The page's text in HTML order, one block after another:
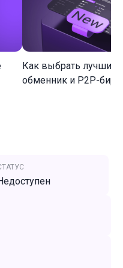
Как выбрать лучший
обменник и P2P-